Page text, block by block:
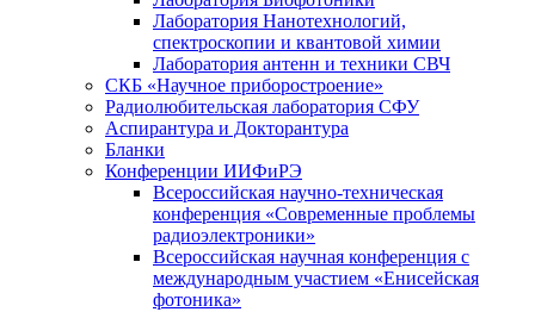
Лаборатория Нанотехнологий,
спектроскопии и квантовой химии
Лаборатория антенн и техники СВЧ
СКБ «Научное приборостроение»
Радиолюбительская лаборатория СФУ
Аспирантура и Докторантура
Бланки
Конференции ИИФиРЭ
Всероссийская научно-техническая
конференция «Современные проблемы
радиоэлектроники»
Всероссийская научная конференция с
международным участием «Енисейская
фотоника»